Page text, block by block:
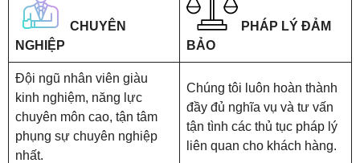
CHUYÊN
NGHIỆP
PHÁP LÝ ĐẢM
BẢO
Đội ngũ nhân viên giàu
kinh nghiệm, năng lực
chuyên môn cao, tận tâm
phụng sự chuyên nghiệp
nhất.
Chúng tôi luôn hoàn thành
đầy đủ nghĩa vụ và tư vấn
tận tình các thủ tục pháp lý
liên quan cho khách hàng.